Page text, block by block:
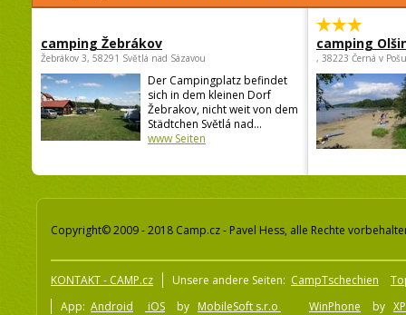
camping Žebrákov
Žebrákov 3, 58291 Světlá nad Sázavou
Der Campingplatz befindet
sich in dem kleinen Dorf
Žebrakov, nicht weit von dem
Städtchen Světlá nad...
www Seiten
camping
, 38223 Černá v
Copyright© 2009 - 2018 Camp.cz - Pavel Hess, alle Rechte
KONTAKT - CAMP.cz Unsere andere Seiten: CampTschechien
App: Android iOS by MobileSoft s.r.o WinPhone by